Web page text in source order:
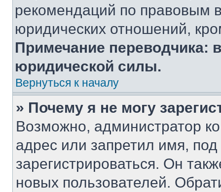
рекомендаций по правовым
юридических отношений,
Примечание переводчика:
юридической силы.
Вернуться к началу
» Почему я не могу
Возможно, администратор
адрес или запретил имя,
зарегистрироваться. Он
новых пользователей.